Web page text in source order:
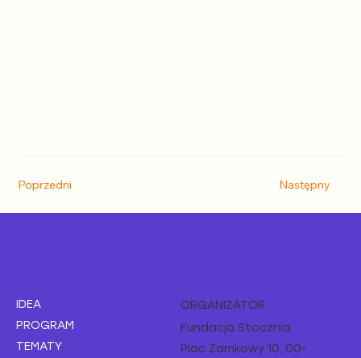
Poprzedni Następny
IDEA
PROGRAM
TEMATY
ORGANIZATOR
Fundacja Stocznia
Plac Zamkowy 10, 00-